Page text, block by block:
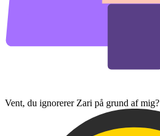
Vent, du ignorerer Zari på grund af mig?